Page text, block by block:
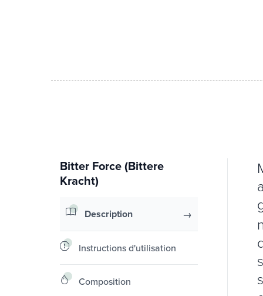
Bitter Force (Bittere
Kracht)
Description
Instructions d'utilisation
Composition